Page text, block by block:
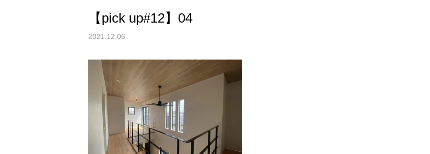
【pick up#12】04
2021.12.06